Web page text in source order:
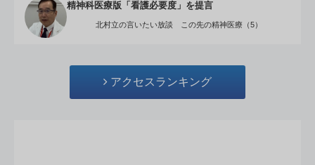
精神科医療版「看護必要度」を提言
北村立の言いたい放談 この先の精神医療（5）
アクセスランキング